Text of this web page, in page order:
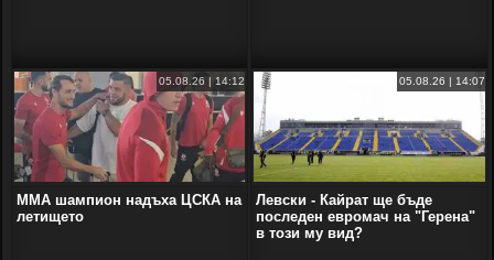
05.08.26 | 14:12
ММА шампион надъха ЦСКА на
летището
05.08.26 | 14:07
Левски - Кайрат ще бъде
последeн евромач на "Герена"
в този му вид?